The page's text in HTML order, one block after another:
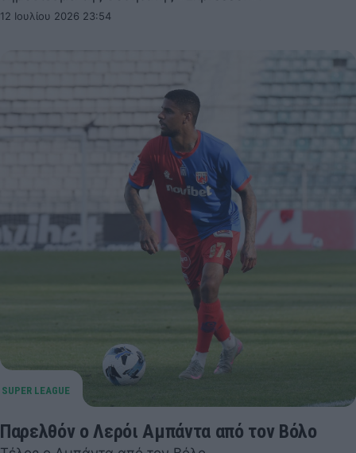
12 Ιουλίου 2026 23:54
Παρελθόν ο Λερόι Αμπάντα από τον Βόλο